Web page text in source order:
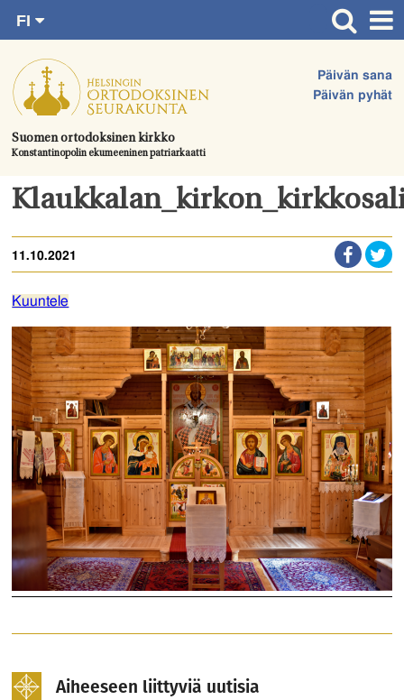
suoraan
sisältöön.
Suomen ortodoksinen kirkko
Konstantinopolin ekumeeninen patriarkaatti
Päivän sana
Päivän pyhät
FI
SV
EN
UA
Etusivu
Ajankohtaista
Juhlat & toimitukset
Kirkot
Tule mukaan
Hautausmaa
Yhteystiedot
11.10.2021
Kuuntele
Aiheeseen liittyviä uutisia